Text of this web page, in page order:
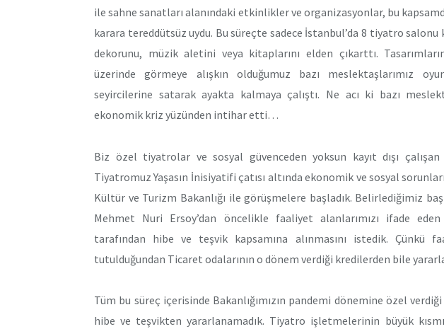
ile sahne sanatları alanındaki etkinlikler ve organizasyonlar, bu
karara tereddütsüz uydu. Bu süreçte sadece İstanbul’da 8 tiyatro salonu
dekorunu, müzik aletini veya kitaplarını elden çıkarttı.
üzerinde görmeye alışkın olduğumuz bazı meslektaşlarımız
seyircilerine satarak ayakta kalmaya çalıştı. Ne acı ki bazı
ekonomik kriz yüzünden intihar etti…
Biz özel tiyatrolar ve sosyal güvenceden yoksun kayıt dışı
Tiyatromuz Yaşasın İnisiyatifi çatısı altında ekonomik ve sosyal
Kültür ve Turizm Bakanlığı ile görüşmelere başladık. Belirlediğimiz
Mehmet Nuri Ersoy’dan öncelikle faaliyet alanlarımızı ifade eden
tarafından hibe ve teşvik kapsamına alınmasını istedik. Çünkü
tutulduğundan Ticaret odalarının o dönem verdiği kredilerden bile
Tüm bu süreç içerisinde Bakanlığımızın pandemi dönemine özel
hibe ve teşvikten yararlanamadık. Tiyatro işletmelerinin büyük